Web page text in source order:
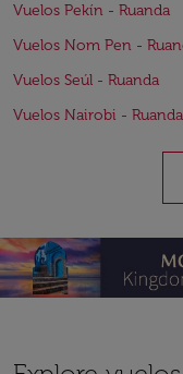
Vuelos Pekín - Ruanda
Vuelos Nom Pen -
Vuelos Seúl - Ruanda
Vuelos Nairobi - Ruanda